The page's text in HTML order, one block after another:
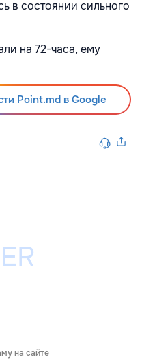
в состоянии сильного
на 72-часа, ему
Point.md в Google
на сайте